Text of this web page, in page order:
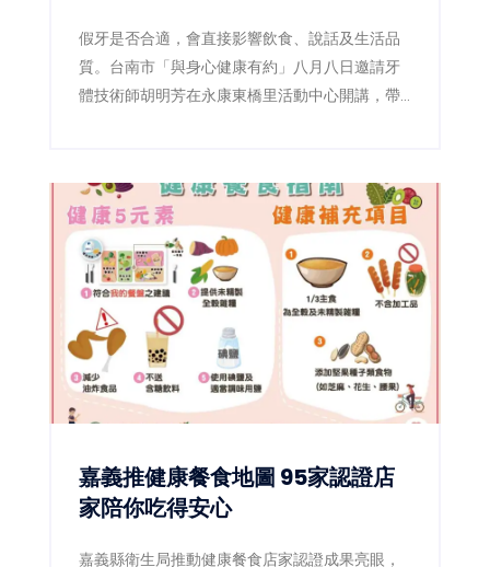
假牙是否合適，會直接影響飲食、說話及生活品
質。台南市「與身心健康有約」八月八日邀請牙
體技術師胡明芳在永康東橋里活動中心開講，帶
嘉義推健康餐食地圖 95家認證店
家陪你吃得安心
嘉義縣衛生局推動健康餐食店家認證成果亮眼，